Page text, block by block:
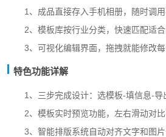
1、成品直接存入手机相册，随时调
2、模板库按行业分类，快速匹配适
3、可视化编辑界面，拖拽就能修改
特色功能详解
1、三步完成设计：选模板-填信息-导
2、模板实时预览功能，左右滑动对
3、智能排版系统自动对齐文字和图